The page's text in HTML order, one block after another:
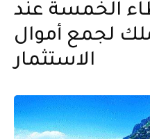
الخمسة عند
لجمع أموال
الاستثمار